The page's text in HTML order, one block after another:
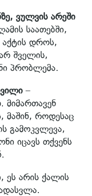
ვულვის არეში
საათებში,
დროს,
შველის,
პრობლემა.
–
მიმართავენ
როდესაც
გამოკვლევა,
იცავს თქვენს
ეს არის ქალის